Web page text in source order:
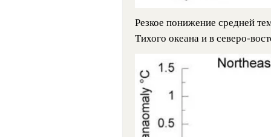
Резкое понижение средней
Тихого океана и в северо-